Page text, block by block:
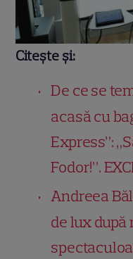
Citește și:
De ce se
acasă cu
Express”:
Fodor!”.
Andreea
de lux